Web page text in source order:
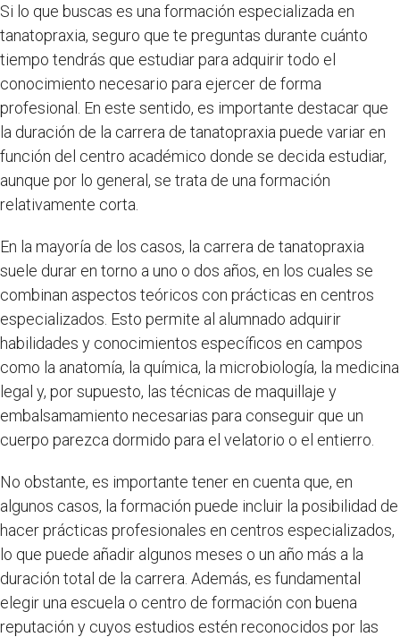
Si lo que buscas es una formación especializada en
tanatopraxia, seguro que te preguntas durante cuánto
tiempo tendrás que estudiar para adquirir todo el
conocimiento necesario para ejercer de forma
profesional. En este sentido, es importante destacar que
la duración de la carrera de tanatopraxia puede variar en
función del centro académico donde se decida estudiar,
aunque por lo general, se trata de una formación
relativamente corta.
En la mayoría de los casos, la carrera de tanatopraxia
suele durar en torno a uno o dos años, en los cuales se
combinan aspectos teóricos con prácticas en centros
especializados. Esto permite al alumnado adquirir
habilidades y conocimientos específicos en campos
como la anatomía, la química, la microbiología, la medicina
legal y, por supuesto, las técnicas de maquillaje y
embalsamamiento necesarias para conseguir que un
cuerpo parezca dormido para el velatorio o el entierro.
No obstante, es importante tener en cuenta que, en
algunos casos, la formación puede incluir la posibilidad de
hacer prácticas profesionales en centros especializados,
lo que puede añadir algunos meses o un año más a la
duración total de la carrera. Además, es fundamental
elegir una escuela o centro de formación con buena
reputación y cuyos estudios estén reconocidos por las